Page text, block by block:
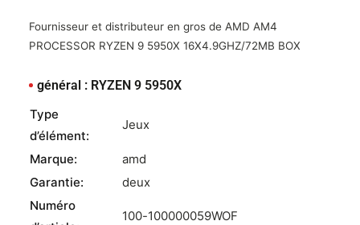
Fournisseur et distributeur en gros de AMD AM4
PROCESSOR RYZEN 9 5950X 16X4.9GHZ/72MB BOX
général : RYZEN 9 5950X
Type
d’élément:
Jeux
Marque:
amd
Garantie:
deux
Numéro
100-100000059WOF